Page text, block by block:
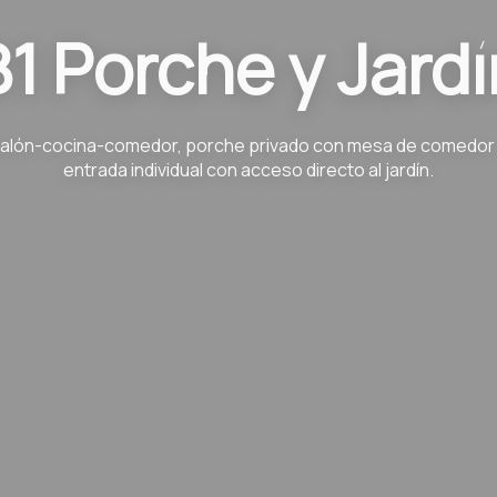
Porche y
cocina-comedor, porche privado con mesa de
entrada individual con acceso directo al jardín.